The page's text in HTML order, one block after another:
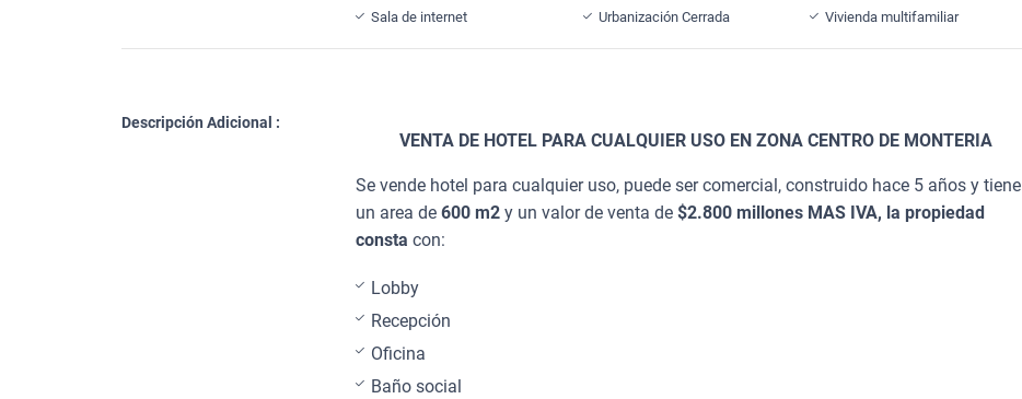
Sala de internet
Urbanización Cerrada Vivienda multifamiliar
Descripción Adicional :
VENTA DE HOTEL PARA CUALQUIER USO EN ZONA CENTRO DE MONTERIA
Se vende hotel para cualquier uso, puede ser comercial, construido hace 5 años y tiene
un area de600 m2 y un valor de venta de $2.800 millones MAS IVA, la propiedad
consta con:
Lobby
Recepción
Oficina
Baño social